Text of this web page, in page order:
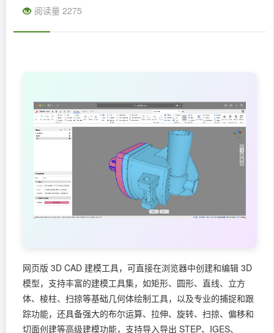
阅读量 2275
网页版 3D CAD 建模工具，可直接在浏览器中创建和编辑 3D
模型，支持丰富的建模工具集，如矩形、圆形、直线、立方
体、棱柱、扫掠等基础几何体绘制工具，以及专业的捕捉和跟
踪功能，还具备强大的布尔运算、拉伸、旋转、扫掠、偏移和
切面创建等高级建模功能，支持导入导出 STEP、IGES、